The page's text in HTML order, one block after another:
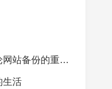
备份的重要性》
生活